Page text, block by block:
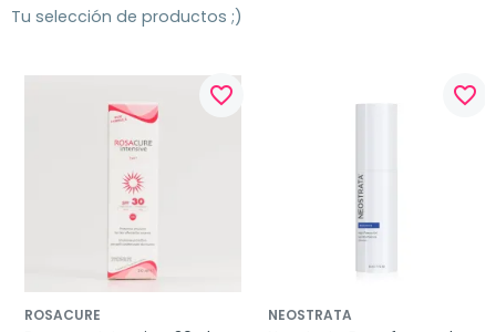
Tu selección de productos ;)
favorite_border
ROSACURE
favorite_border
NEOSTRATA